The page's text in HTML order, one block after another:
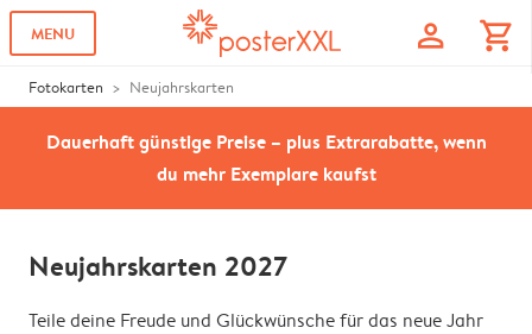
MENU profile shopping_cart
Fotokarten Neujahrskarten
Dauerhaft günstige Preise – plus Extrarabatte, wenn
du mehr Exemplare kaufst
Neujahrskarten 2027
Teile deine Freude und Glückwünsche für das neue Jahr